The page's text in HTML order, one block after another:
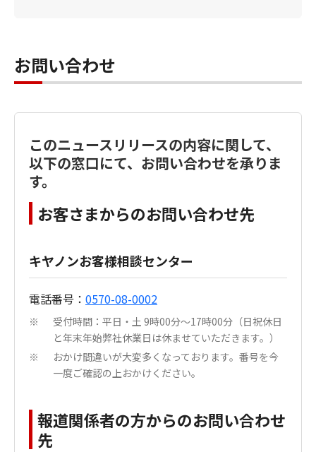
お問い合わせ
このニュースリリースの内容に関して、
以下の窓口にて、お問い合わせを承りま
す。
お客さまからのお問い合わせ先
キヤノンお客様相談センター
電話番号： 0570-08-0002
※
受付時間：平日・土 9時00分～17時00分（日祝休日
と年末年始弊社休業日は休ませていただきます。）
※
おかけ間違いが大変多くなっております。番号を今
一度ご確認の上おかけください。
報道関係者の方からのお問い合わせ
先